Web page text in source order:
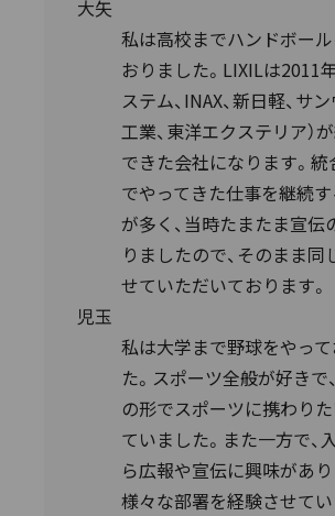
大矢
私は高校までハンドボー
おりました。LIXILは2011
ステム、INAX、新日軽、サ
工業、東洋エクステリア）
できた会社になります。統
でやってきた仕事を継続
が多く、当時たまたま宣伝
りましたので、そのまま同
せていただいております。
児玉
私は大学まで野球をやっ
た。スポーツ全般が好きで
の形でスポーツに携わり
ていました。また一方で、
ら広報や宣伝に興味があり
様々な部署を経験させて